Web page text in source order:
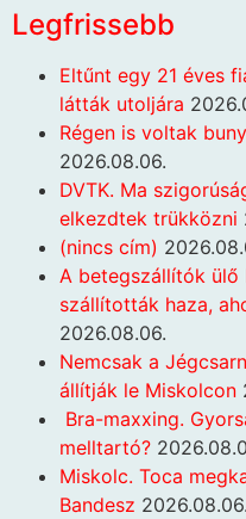
Legfrissebb
Eltűnt egy 21 éves
látták utoljára
Régen is voltak
2026.08.06.
DVTK. Ma
elkezdtek trükközni
(nincs cím)
A betegszállítók ülő
szállították haza,
2026.08.06.
Nemcsak a
állítják le Miskolcon
Bra-maxxing.
melltartó?
Miskolc. Toca
Bandesz 2026.08.06.